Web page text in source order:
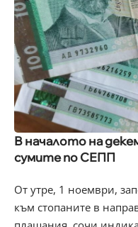
В началото на
сумите по СЕПП
От утре, 1 ноември,
към стопаните в